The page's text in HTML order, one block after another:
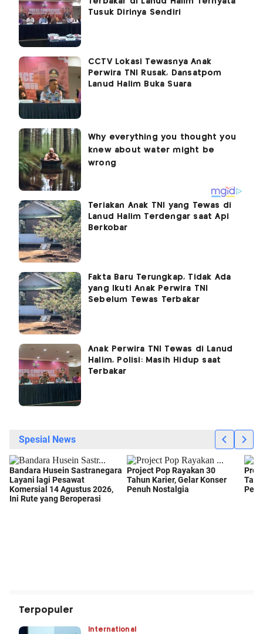
Tusuk Dirinya Sendiri
CCTV Lokasi Tewasnya Anak
Perwira TNI Rusak, Dansatpom
Lanud Halim Buka Suara
Teriakan Anak TNI yang Tewas di
Lanud Halim Terdengar saat Api
Berkobar
Fakta Baru Terungkap, Tidak Ada
yang Ikuti Anak Perwira TNI
Sebelum Tewas Terbakar
Anak Perwira TNI Tewas di Lanud
Halim, Polisi: Masih Hidup saat
Terbakar
Terpopuler
International